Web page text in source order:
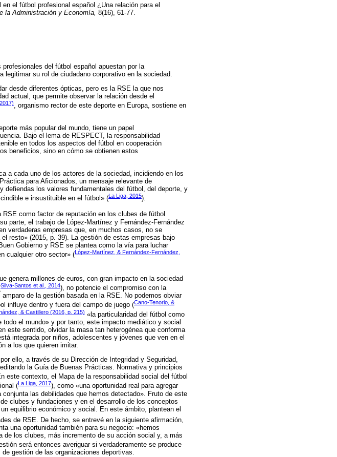
el fútbol profesional español ¿Una relación para el
la Administración y Economía, 8(16), 61-77.
del fútbol español apuestan por la
legitimar su rol de ciudadano corporativo en la sociedad.
desde diferentes ópticas, pero es la RSE la que nos
actual, que permite observar la relación desde el
, organismo rector de este deporte en Europa, sostiene en
más popular del mundo, tiene un papel
Bajo el lema de RESPECT, la responsabilidad
en todos los aspectos del fútbol en cooperación
beneficios, sino en cómo se obtienen estos
a cada uno de los actores de la sociedad, incidiendo en los
para Aficionados, un mensaje relevante de
defiendas los valores fundamentales del fútbol, del deporte, y
e insustituible en el fútbol» (La Liga, 2015).
RSE como factor de reputación en los clubes de fútbol
parte, el trabajo de López-Martínez y Fernández-Fernández
verdaderas empresas que, en muchos casos, no se
resto» (2015, p. 39). La gestión de estas empresas bajo
Gobierno y RSE se plantea como la vía para luchar
cualquier otro sector» (López-Martínez, & Fernández-Fernández,
genera millones de euros, con gran impacto en la sociedad
Silva-Santos et al., 2014), no potencie el compromiso con la
de la gestión basada en la RSE. No podemos obviar
influye dentro y fuera del campo de juego (Cano-Tenorio, &
& Castillero (2016, p. 215) «la particularidad del fútbol como
el mundo» y por tanto, este impacto mediático y social
este sentido, olvidar la masa tan heterogénea que conforma
integrada por niños, adolescentes y jóvenes que ven en el
a los que quieren imitar.
ello, a través de su Dirección de Integridad y Seguridad,
la Guía de Buenas Prácticas. Normativa y principios
este contexto, el Mapa de la responsabilidad social del fútbol
(La Liga, 2017), como «una oportunidad real para agregar
las debilidades que hemos detectado». Fruto de este
clubes y fundaciones y en el desarrollo de los conceptos
equilibrio económico y social. En este ámbito, plantean el
de RSE. De hecho, se entrevé en la siguiente afirmación,
una oportunidad también para su negocio: «hemos
de los clubes, más incremento de su acción social y, a más
será entonces averiguar si verdaderamente se produce
gestión de las organizaciones deportivas.